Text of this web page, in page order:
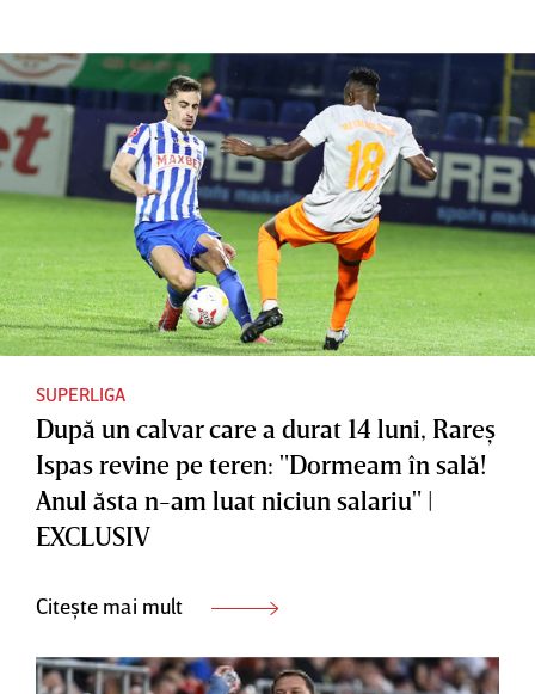
SUPERLIGA
După un calvar care a durat 14 luni, Rareş
Ispas revine pe teren: "Dormeam în sală!
Anul ăsta n-am luat niciun salariu" |
EXCLUSIV
Citește mai mult